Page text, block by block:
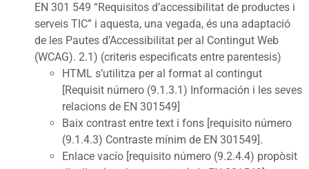
EN 301 549 “Requisitos d’accessibilitat de productes i
serveis TIC” i aquesta, una vegada, és una adaptació
de les Pautes d’Accessibilitat per al Contingut Web
(WCAG). 2.1) (criteris especificats entre parentesis)
HTML s’utilitza per al format al contingut
[Requisit número (9.1.3.1) Información i les seves
relacions de EN 301549]
Baix contrast entre text i fons [requisito número
(9.1.4.3) Contraste mínim de EN 301549].
Enlace vacío [requisito número (9.2.4.4) propòsit